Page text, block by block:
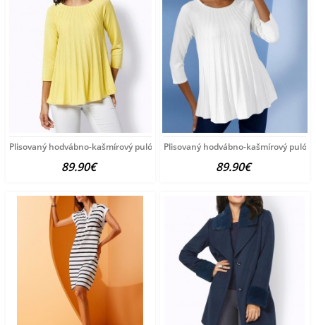
Plisovaný hodvábno-kašmírový pulóver vzhľadom Création
89.90€
Plisovaný hodvábno-kašmírový
89.90€